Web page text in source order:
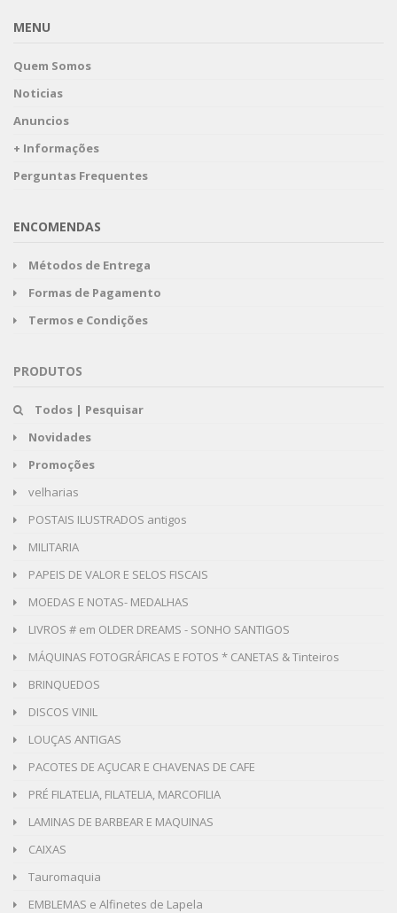
MENU
Quem Somos
Noticias
Anuncios
+ Informações
Perguntas Frequentes
ENCOMENDAS
Métodos de Entrega
Formas de Pagamento
Termos e Condições
PRODUTOS
Todos | Pesquisar
Novidades
Promoções
velharias
POSTAIS ILUSTRADOS antigos
MILITARIA
PAPEIS DE VALOR E SELOS FISCAIS
MOEDAS E NOTAS- MEDALHAS
LIVROS # em OLDER DREAMS - SONHO SANTIGOS
MÁQUINAS FOTOGRÁFICAS E FOTOS * CANETAS & Tinteiros
BRINQUEDOS
DISCOS VINIL
LOUÇAS ANTIGAS
PACOTES DE AÇUCAR E CHAVENAS DE CAFE
PRÉ FILATELIA, FILATELIA, MARCOFILIA
LAMINAS DE BARBEAR E MAQUINAS
CAIXAS
Tauromaquia
EMBLEMAS e Alfinetes de Lapela